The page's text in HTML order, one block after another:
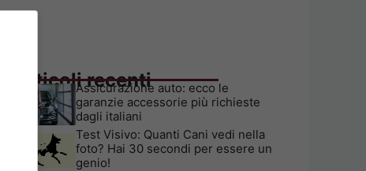
Articoli recenti
Assicurazione auto: ecco le
garanzie accessorie più richieste
dagli italiani
Test Visivo: Quanti Cani vedi nella
foto? Hai 30 secondi per essere un
genio!